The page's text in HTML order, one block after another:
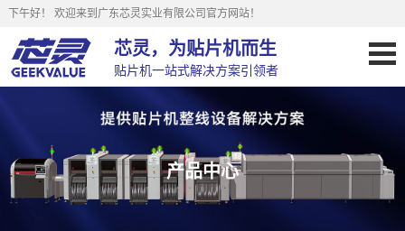
下午好！ 欢迎来到广东芯灵实业有限公司官方网站！
芯灵，为贴片机而生
贴片机一站式解决方案引领者
产品中心